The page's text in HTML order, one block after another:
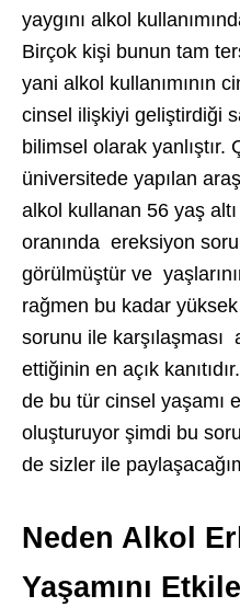
yaygını alkol
Birçok kişi bunun tam
yani alkol kullanımının
cinsel ilişkiyi geliştirdiği
bilimsel olarak yanlıştır.
üniversitede yapılan
alkol kullanan 56 yaş
oranında ereksiyon
görülmüştür ve
rağmen bu kadar
sorunu ile karşılaşması
ettiğinin en açık
de bu tür cinsel yaşamı
oluşturuyor şimdi bu
de sizler ile
Neden Alkol
Yaşamını